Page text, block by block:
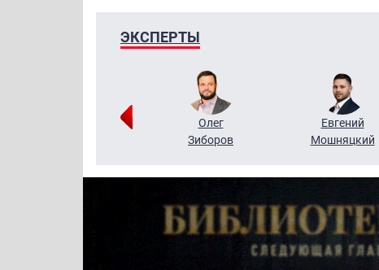
ЭКСПЕРТЫ
Олег
Зиборов
Евгений
Мошняцкий